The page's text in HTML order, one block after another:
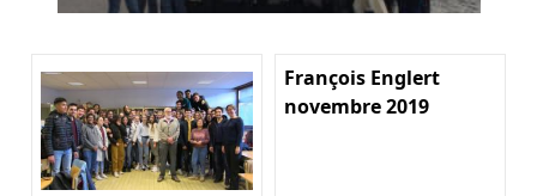
François Englert
novembre 2019